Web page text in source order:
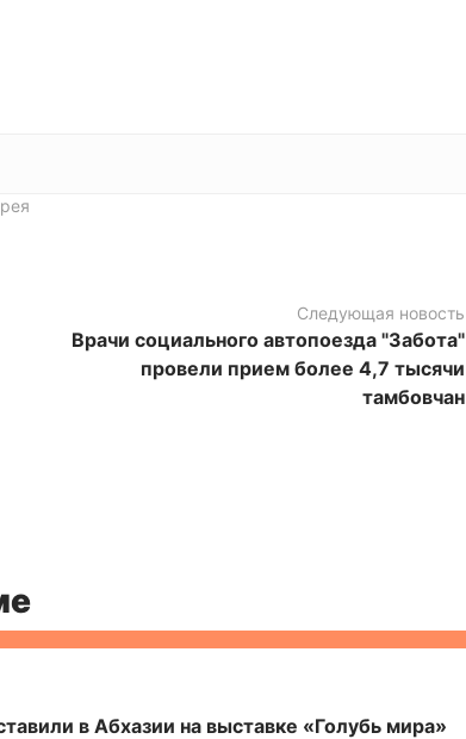
Следующая новость
Врачи социального автопоезда "Забота"
провели прием более 4,7 тысячи
тамбовчан
в Абхазии на выставке «Голубь мира»